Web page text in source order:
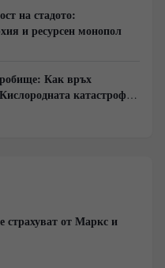
на стадото:
и ресурсен монопол
Как връх
катастрофа
страхуват от Маркс и